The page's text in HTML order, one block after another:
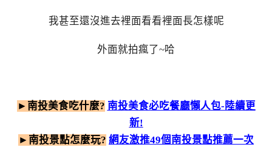
我甚至還沒進去裡面看看裡面長怎樣呢
外面就拍瘋了~哈
►南投美食吃什麼? 南投美食必吃餐廳懶人包-陸續更
新!
►南投景點怎麼玩? 網友激推49個南投景點推薦一次